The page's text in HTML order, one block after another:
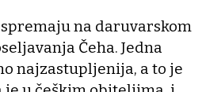
na daruvarskom
Čeha. Jedna
najzastupljenija, a to je